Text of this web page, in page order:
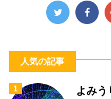
人気の記事
1
よみう